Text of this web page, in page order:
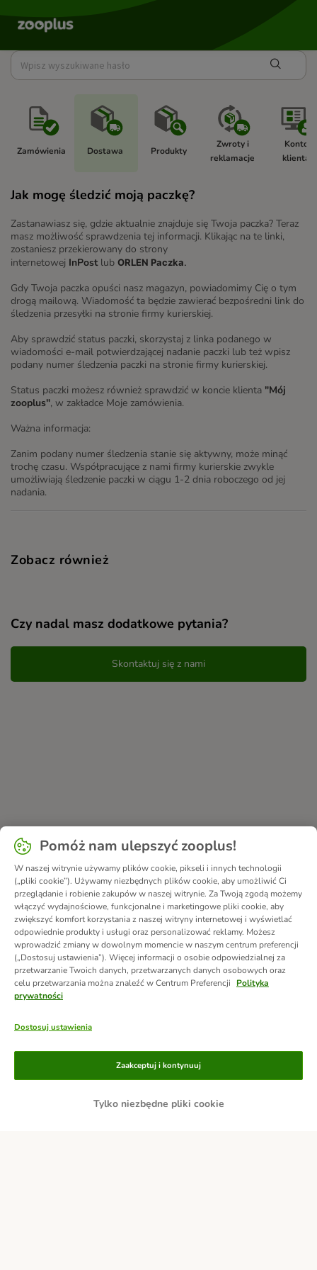
Zamówienia Dostawa Produkty
Zwroty i
reklamacje
Konto
klienta
Jak mogę śledzić moją paczkę?
Zastanawiasz się, gdzie aktualnie znajduje się Twoja paczka? Teraz
masz możliwość sprawdzenia tej informacji. Klikając na te linki,
zostaniesz przekierowany do strony
internetowej InPost lub ORLEN Paczka.
Gdy Twoja paczka opuści nasz magazyn, powiadomimy Cię o tym
drogą mailową. Wiadomość ta będzie zawierać bezpośredni link do
śledzenia przesyłki na stronie firmy kurierskiej.
Aby sprawdzić status paczki, skorzystaj z linka podanego w
wiadomości e-mail potwierdzającej nadanie paczki lub też wpisz
podany numer śledzenia paczki na stronie firmy kurierskiej.
Status paczki możesz również sprawdzić w koncie klienta "Mój
zooplus", w zakładce Moje zamówienia.
Ważna informacja:
Zanim podany numer śledzenia stanie się aktywny, może minąć
trochę czasu. Współpracujące z nami firmy kurierskie zwykle
umożliwiają śledzenie paczki w ciągu 1-2 dnia roboczego od jej
nadania.
Zobacz również
Czy nadal masz dodatkowe pytania?
Skontaktuj się z nami
Metody płatności
Przelew Za pobraniem
Pomóż nam ulepszyć zooplus!
W naszej witrynie używamy plików cookie, pikseli i innych technologii
(„pliki cookie”). Używamy niezbędnych plików cookie, aby umożliwić Ci
przeglądanie i robienie zakupów w naszej witrynie. Za Twoją zgodą możemy
włączyć wydajnościowe, funkcjonalne i marketingowe pliki cookie, aby
zwiększyć komfort korzystania z naszej witryny internetowej i wyświetlać
odpowiednie produkty i usługi oraz personalizować reklamy. Możesz
wprowadzić zmiany w dowolnym momencie w naszym centrum preferencji
(„Dostosuj ustawienia”). Więcej informacji o osobie odpowiedzialnej za
przetwarzanie Twoich danych, przetwarzanych danych osobowych oraz
celu przetwarzania można znaleźć w Centrum Preferencji
Polityka
prywatności
Dostosuj ustawienia
Tylko niezbędne pliki cookie
Zaakceptuj i kontynuuj